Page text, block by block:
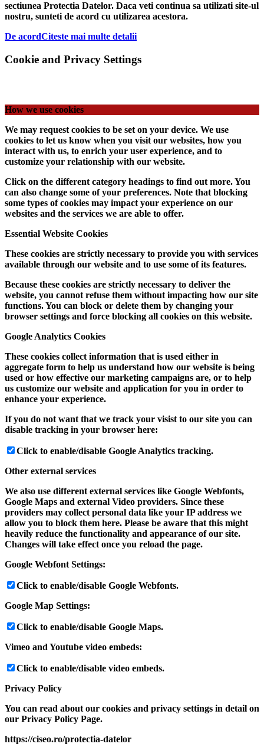
sectiunea Protectia Datelor. Daca veti continua sa utilizati site-ul
nostru, sunteti de acord cu utilizarea acestora.
De acordCiteste mai multe detalii
Cookie and Privacy Settings
How we use cookies
We may request cookies to be set on your device. We use
cookies to let us know when you visit our websites, how you
interact with us, to enrich your user experience, and to
customize your relationship with our website.
Click on the different category headings to find out more. You
can also change some of your preferences. Note that blocking
some types of cookies may impact your experience on our
websites and the services we are able to offer.
Essential Website Cookies
These cookies are strictly necessary to provide you with services
available through our website and to use some of its features.
Because these cookies are strictly necessary to deliver the
website, you cannot refuse them without impacting how our site
functions. You can block or delete them by changing your
browser settings and force blocking all cookies on this website.
Google Analytics Cookies
These cookies collect information that is used either in
aggregate form to help us understand how our website is being
used or how effective our marketing campaigns are, or to help
us customize our website and application for you in order to
enhance your experience.
If you do not want that we track your visist to our site you can
disable tracking in your browser here:
Click to enable/disable Google Analytics tracking.
Other external services
We also use different external services like Google Webfonts,
Google Maps and external Video providers. Since these
providers may collect personal data like your IP address we
allow you to block them here. Please be aware that this might
heavily reduce the functionality and appearance of our site.
Changes will take effect once you reload the page.
Google Webfont Settings:
Click to enable/disable Google Webfonts.
Google Map Settings:
Click to enable/disable Google Maps.
Vimeo and Youtube video embeds:
Click to enable/disable video embeds.
Privacy Policy
You can read about our cookies and privacy settings in detail on
our Privacy Policy Page.
https://ciseo.ro/protectia-datelor